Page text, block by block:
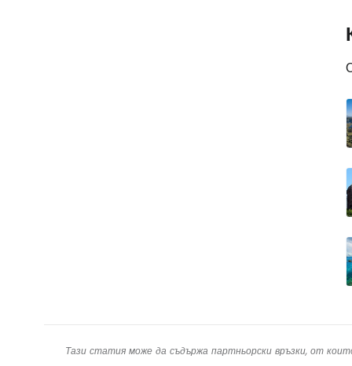
Тази статия може да съдържа партньорски връзки, от